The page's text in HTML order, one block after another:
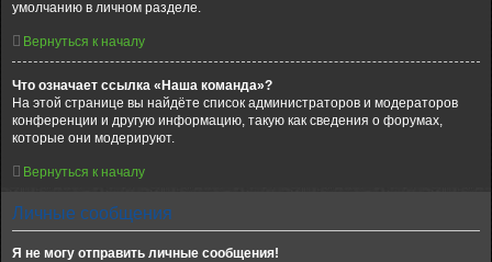
умолчанию в личном разделе.
Вернуться к началу
Что означает ссылка «Наша команда»?
На этой странице вы найдёте список администраторов и модераторов
конференции и другую информацию, такую как сведения о форумах,
которые они модерируют.
Вернуться к началу
Личные сообщения
Я не могу отправить личные сообщения!